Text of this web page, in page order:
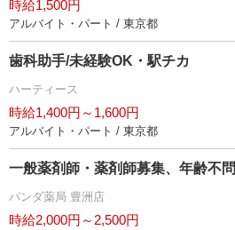
時給1,500円
アルバイト・パート / 東京都
歯科助手/未経験OK・駅チカ
ハーティース
時給1,400円～1,600円
アルバイト・パート / 東京都
一般薬剤師・薬剤師募集、年齢不問
パンダ薬局 豊洲店
時給2,000円～2,500円